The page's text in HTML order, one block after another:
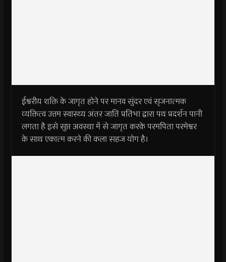
ईश्वरीय शक्ति के जागृत होने पर मानव सुंदर एवं सृजनात्मक
व्यक्तित्व उत्तम स्वास्थ्य अंतर जाति प्रतिभा द्वारा पथ प्रदर्शन पानी
लगता है इसे सुप्त अवस्था में से जागृत करके परमपिता परमेश्वर
के साथ एकात्म करने की कला सहज योग है।